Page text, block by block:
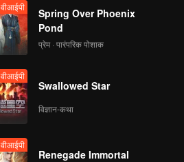
वीआईपी
Spring Over Phoenix
Pond
प्रेम · पारंपरिक पोशाक
वीआईपी
Swallowed Star
विज्ञान-कथा
वीआईपी
Renegade Immortal